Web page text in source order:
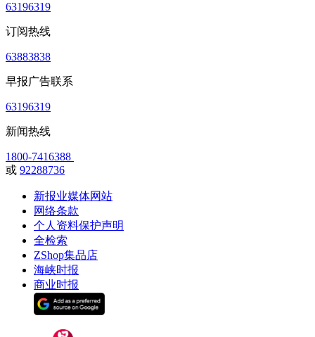
63196319
订阅热线
63883838
早报广告联系
63196319
新闻热线
1800-7416388
或 92288736
新报业媒体网站
网络条款
个人资料保护声明
全检索
ZShop集品店
海峡时报
商业时报